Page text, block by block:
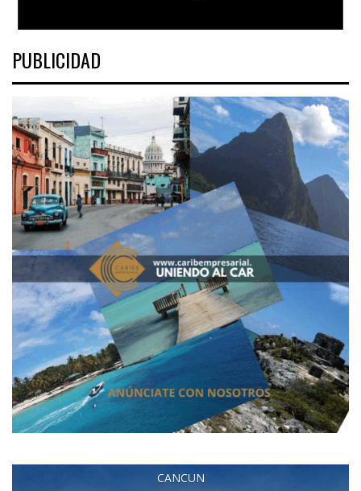
PUBLICIDAD
CANCUN